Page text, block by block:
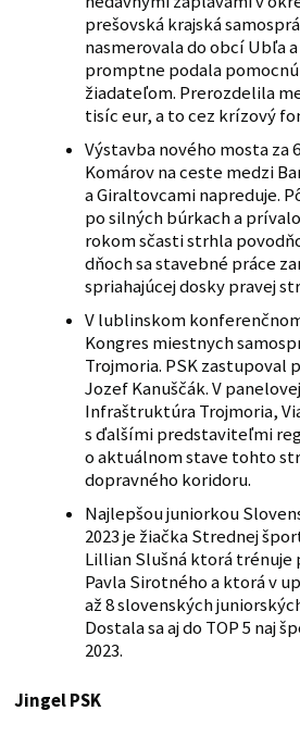
prešovská krajská
nasmerovala do obcí Ubľa
promptne podala
žiadateľom. Prerozdelila
tisíc eur, a to cez krízový
Výstavba nového mosta za
Komárov na ceste medzi
a Giraltovcami napreduje.
po silných búrkach a
rokom sčasti strhla
dňoch sa stavebné práce
spriahajúcej dosky pravej
V lublinskom
Kongres miestnych
Trojmoria. PSK zastupoval
Jozef Kanuščák. V
Infraštruktúra Trojmoria,
s ďalšími predstaviteľmi
o aktuálnom stave tohto
dopravného koridoru.
Najlepšou juniorkou
2023 je žiačka Strednej
Lillian Slušná ktorá
Pavla Sirotného a ktorá v
až 8 slovenských
Dostala sa aj do TOP 5 naj
2023.
Jingel PSK